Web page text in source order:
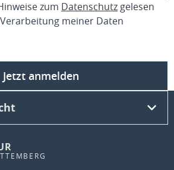
zum Datenschutz gelesen
meiner Daten
Jetzt anmelden